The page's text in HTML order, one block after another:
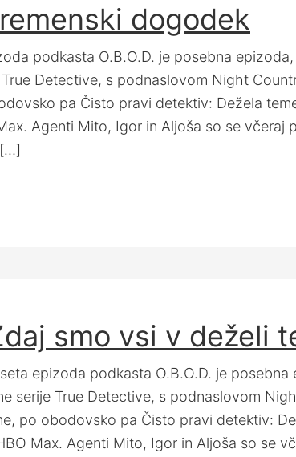
dogodek
podkasta O.B.O.D. je posebna
Detective, s podnaslovom Night
pa Čisto pravi detektiv: Dežela
Agenti Mito, Igor in Aljoša so se včeraj
smo vsi v deželi
epizoda podkasta O.B.O.D. je
serije True Detective, s podnaslovom
po obodovsko pa Čisto pravi detektiv:
Max. Agenti Mito, Igor in Aljoša so se